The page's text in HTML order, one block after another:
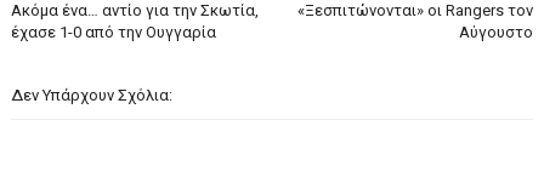
«Ξεσπιτώνονται» οι Rangers τον
Αύγουστο
Ακόμα ένα… αντίο για την Σκωτία,
έχασε 1-0 από την Ουγγαρία
Δεν Υπάρχουν Σχόλια: